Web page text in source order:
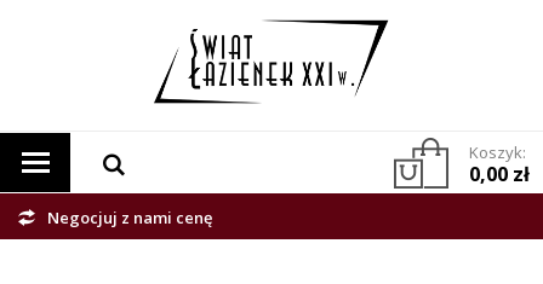
Koszyk:
0,00 zł
Negocjuj z nami cenę